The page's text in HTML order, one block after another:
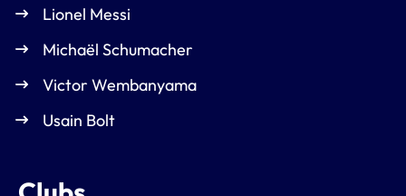
Lionel Messi
Michaël Schumacher
Victor Wembanyama
Usain Bolt